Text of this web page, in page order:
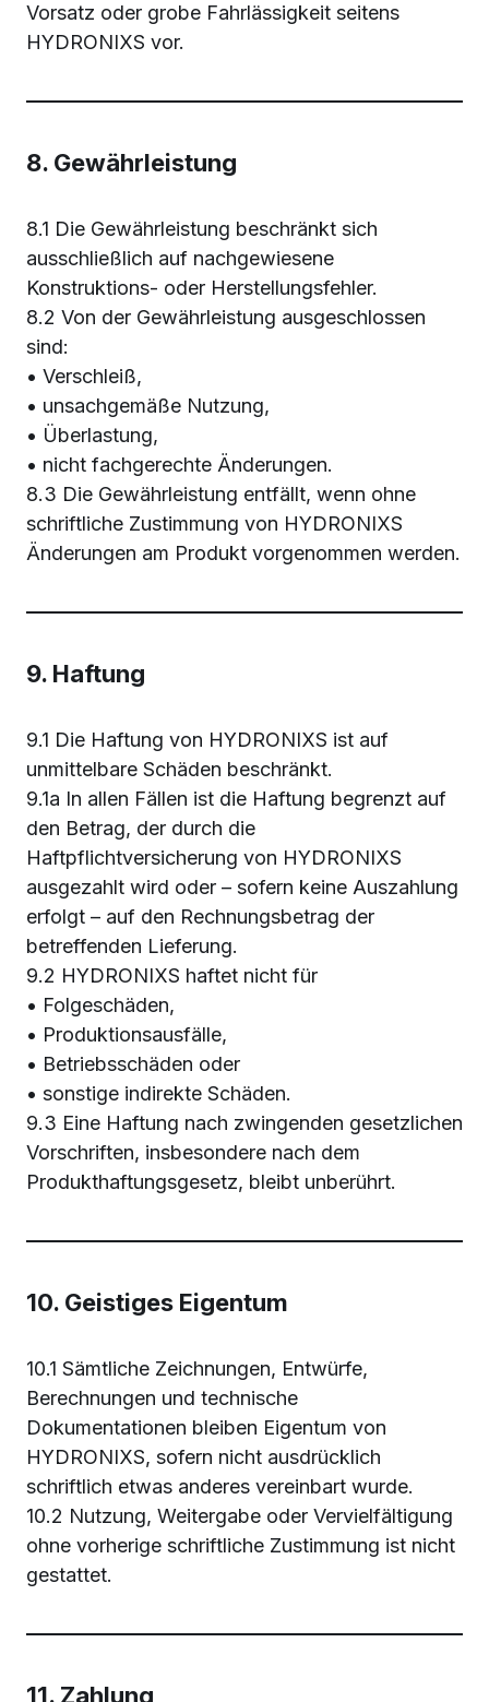
Vorsatz oder grobe Fahrlässigkeit seitens
HYDRONIXS vor.
8. Gewährleistung
8.1 Die Gewährleistung beschränkt sich
ausschließlich auf nachgewiesene
Konstruktions- oder Herstellungsfehler.
8.2 Von der Gewährleistung ausgeschlossen
sind:
• Verschleiß,
• unsachgemäße Nutzung,
• Überlastung,
• nicht fachgerechte Änderungen.
8.3 Die Gewährleistung entfällt, wenn ohne
schriftliche Zustimmung von HYDRONIXS
Änderungen am Produkt vorgenommen werden.
9. Haftung
9.1 Die Haftung von HYDRONIXS ist auf
unmittelbare Schäden beschränkt.
9.1a In allen Fällen ist die Haftung begrenzt auf
den Betrag, der durch die
Haftpflichtversicherung von HYDRONIXS
ausgezahlt wird oder – sofern keine Auszahlung
erfolgt – auf den Rechnungsbetrag der
betreffenden Lieferung.
9.2 HYDRONIXS haftet nicht für
• Folgeschäden,
• Produktionsausfälle,
• Betriebsschäden oder
• sonstige indirekte Schäden.
9.3 Eine Haftung nach zwingenden gesetzlichen
Vorschriften, insbesondere nach dem
Produkthaftungsgesetz, bleibt unberührt.
10. Geistiges Eigentum
10.1 Sämtliche Zeichnungen, Entwürfe,
Berechnungen und technische
Dokumentationen bleiben Eigentum von
HYDRONIXS, sofern nicht ausdrücklich
schriftlich etwas anderes vereinbart wurde.
10.2 Nutzung, Weitergabe oder Vervielfältigung
ohne vorherige schriftliche Zustimmung ist nicht
gestattet.
11. Zahlung